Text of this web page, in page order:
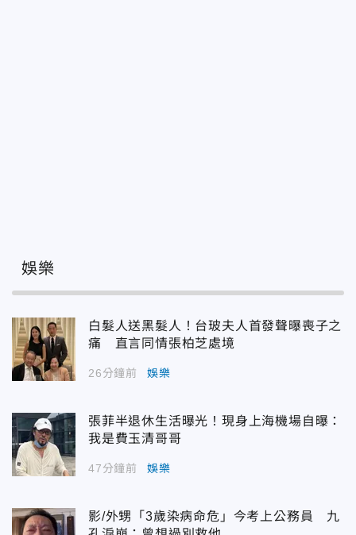
娛樂
白髮人送黑髮人！台玻夫人首發聲曝喪子之
痛 直言同情張柏芝處境
26分鐘前 娛樂
張菲半退休生活曝光！現身上海機場自曝：
我是費玉清哥哥
47分鐘前 娛樂
影/外甥「3歲染病命危」今考上公務員 九